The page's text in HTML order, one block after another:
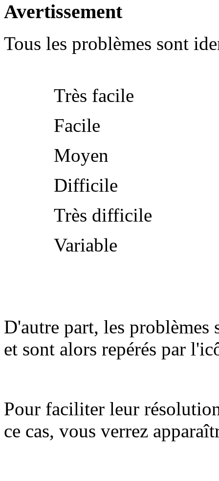
Avertissement
Tous les problèmes sont
Très facile
Facile
Moyen
Difficile
Très difficile
Variable
D'autre part, les problèmes
et sont alors repérés par
Pour faciliter leur
ce cas, vous verrez